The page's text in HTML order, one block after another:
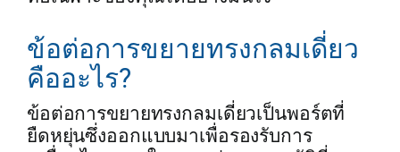
ข้อต่อการขยายทรงกลมเดี่ยว
คืออะไร?
ข้อต่อการขยายทรงกลมเดี่ยวเป็นพอร์ตที่
ยืดหยุ่นซึ่งออกแบบมาเพื่อรองรับการ